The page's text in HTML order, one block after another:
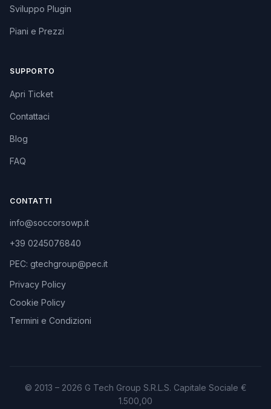
Sviluppo Plugin
Piani e Prezzi
SUPPORTO
Apri Ticket
Contattaci
Blog
FAQ
CONTATTI
info@soccorsowp.it
+39 0245076840
PEC: gtechgroup@pec.it
Privacy Policy
Cookie Policy
Termini e Condizioni
© 2013 – 2026 G Tech Group S.R.L.S. Capitale Sociale €
1.500,00